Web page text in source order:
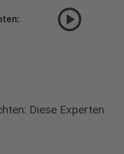
play_circle
Diese Experten